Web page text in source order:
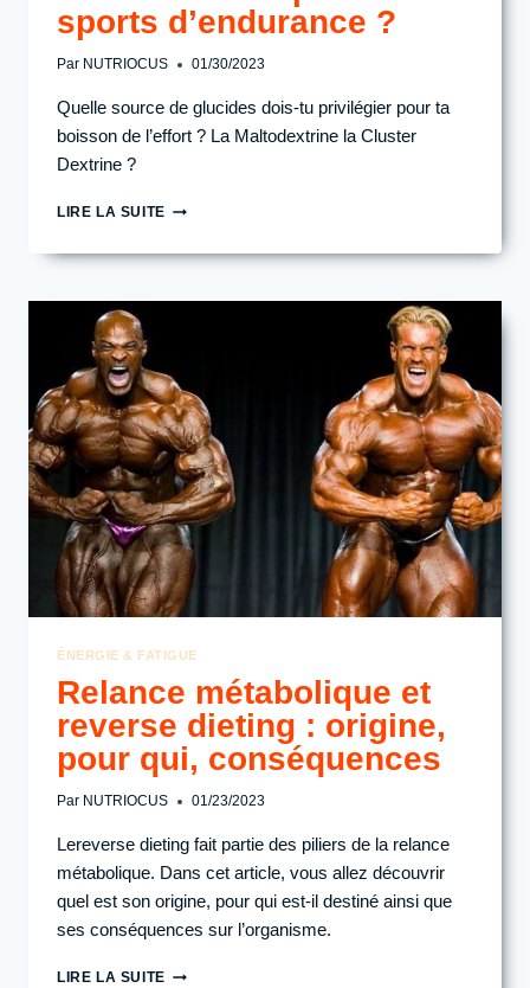
sports d’endurance ?
Par NUTRIOCUS 01/30/2023
Quelle source de glucides dois-tu privilégier pour ta
boisson de l’effort ? La Maltodextrine la Cluster
Dextrine ?
LIRE LA SUITEMALTODEXTRINE
CLUSTER
MEILLEUR
CHOIX
POUR
LES
SPORTS
D’ENDURANCE
?
ÉNERGIE & FATIGUE
Relance métabolique et
reverse dieting : origine,
pour qui, conséquences
Par NUTRIOCUS 01/23/2023
Lereverse dieting fait partie des piliers de la relance
métabolique. Dans cet article, vous allez découvrir
quel est son origine, pour qui est-il destiné ainsi que
ses conséquences sur l’organisme.
LIRE LA SUITERELANCE